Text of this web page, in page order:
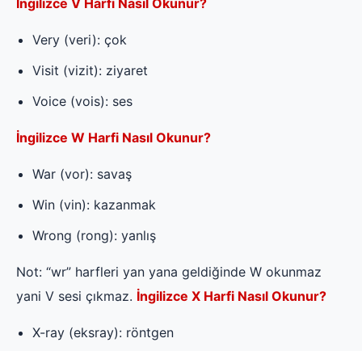
Very (veri): çok
Visit (vizit): ziyaret
Voice (vois): ses
İngilizce W Harfi Nasıl Okunur?
War (vor): savaş
Win (vin): kazanmak
Wrong (rong): yanlış
Not: “wr” harfleri yan yana geldiğinde W okunmaz
yani V sesi çıkmaz. İngilizce X Harfi Nasıl Okunur?
X-ray (eksray): röntgen